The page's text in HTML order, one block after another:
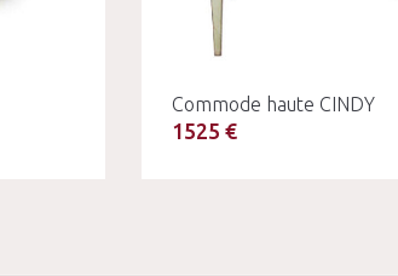
Commode haute CINDY
1525 €